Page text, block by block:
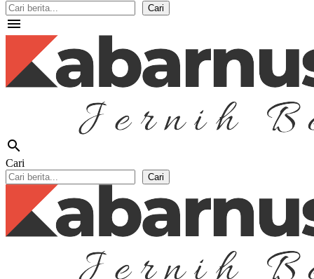
Cari
menu
search
Cari
Cari